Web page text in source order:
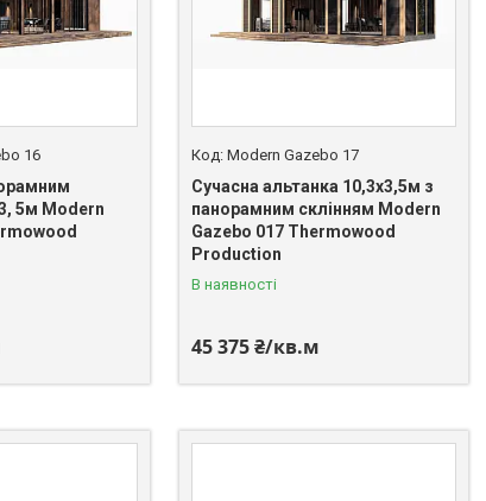
16
5м Modern
Modern Gazebo 17
Сучасна альтанка 10,3х3,5м з
панорамним склінням Modern
Gazebo 017 Thermowood
Production
В наявності
45 375 ₴/кв.м